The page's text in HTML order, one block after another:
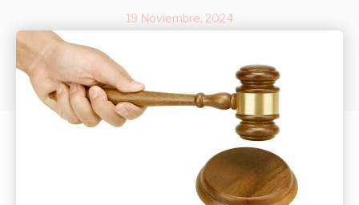
19 Noviembre, 2024